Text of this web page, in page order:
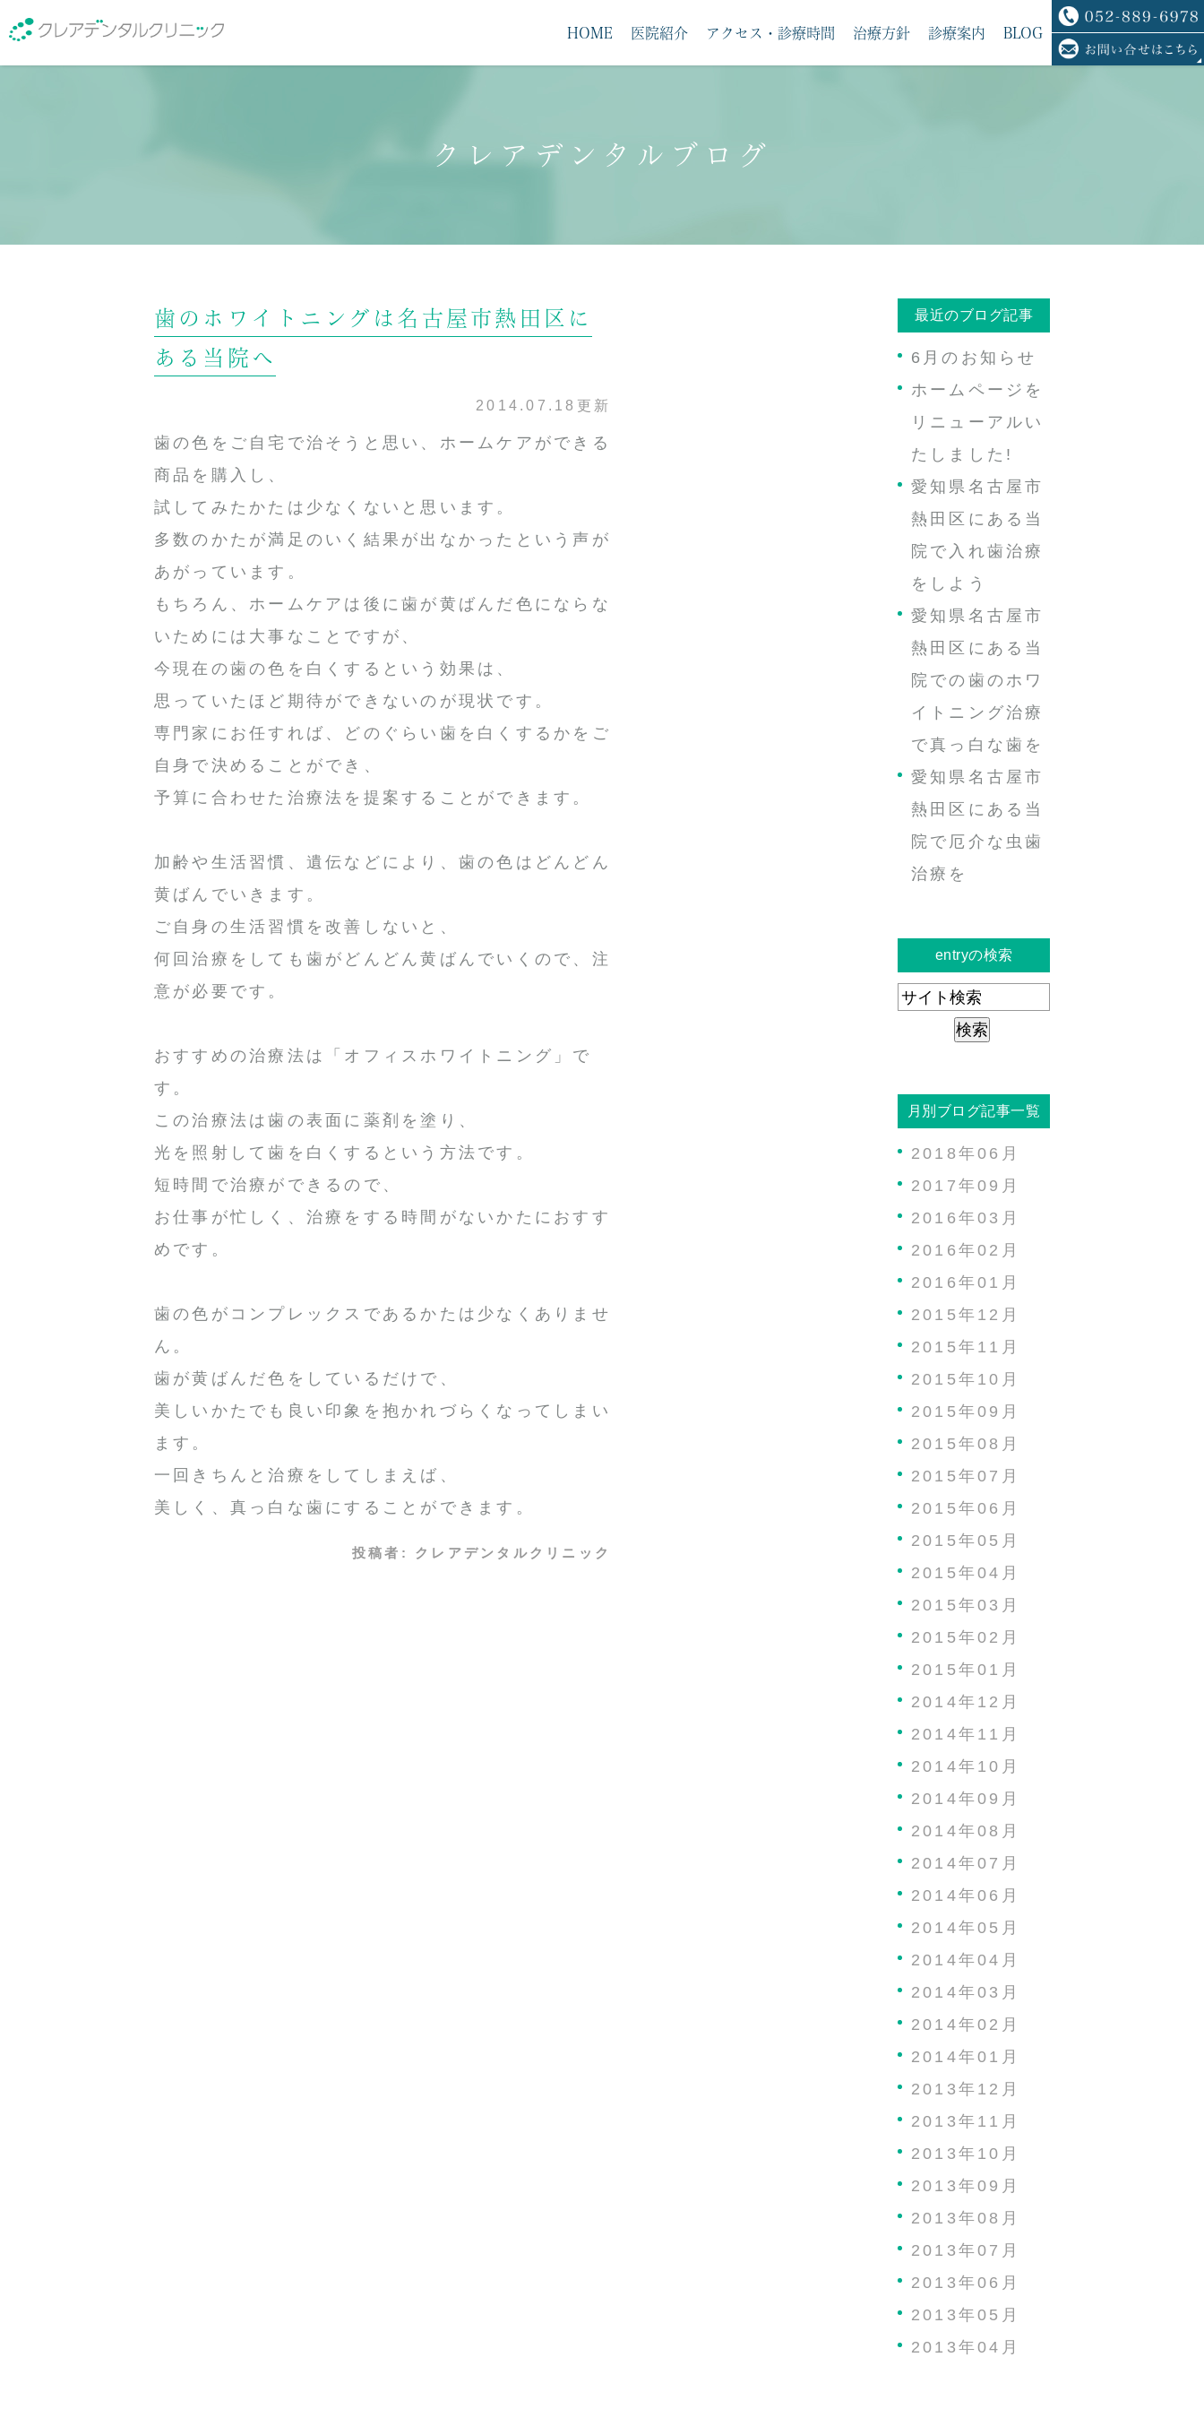
HOME 医院紹介
求人案内
アクセス・診療時間 治療方針 診療案内 BLOG
クレアデンタルブログ
歯のホワイトニングは名古屋市熱田区に
ある当院へ
2014.07.18更新
歯の色をご自宅で治そうと思い、ホームケアができる
商品を購入し、
試してみたかたは少なくないと思います。
多数のかたが満足のいく結果が出なかったという声が
あがっています。
もちろん、ホームケアは後に歯が黄ばんだ色にならな
いためには大事なことですが、
今現在の歯の色を白くするという効果は、
思っていたほど期待ができないのが現状です。
専門家にお任すれば、どのぐらい歯を白くするかをご
自身で決めることができ、
予算に合わせた治療法を提案することができます。
加齢や生活習慣、遺伝などにより、歯の色はどんどん
黄ばんでいきます。
ご自身の生活習慣を改善しないと、
何回治療をしても歯がどんどん黄ばんでいくので、注
意が必要です。
おすすめの治療法は「オフィスホワイトニング」で
す。
この治療法は歯の表面に薬剤を塗り、
光を照射して歯を白くするという方法です。
短時間で治療ができるので、
お仕事が忙しく、治療をする時間がないかたにおすす
めです。
歯の色がコンプレックスであるかたは少なくありませ
ん。
歯が黄ばんだ色をしているだけで、
美しいかたでも良い印象を抱かれづらくなってしまい
ます。
一回きちんと治療をしてしまえば、
美しく、真っ白な歯にすることができます。
投稿者: クレアデンタルクリニック
最近のブログ記事
6月のお知らせ
ホームページを
リニューアルい
たしました!
愛知県名古屋市
熱田区にある当
院で入れ歯治療
をしよう
愛知県名古屋市
熱田区にある当
院での歯のホワ
イトニング治療
で真っ白な歯を
愛知県名古屋市
熱田区にある当
院で厄介な虫歯
治療を
entryの検索
月別ブログ記事一覧
2018年06月
2017年09月
2016年03月
2016年02月
2016年01月
2015年12月
2015年11月
2015年10月
2015年09月
2015年08月
2015年07月
2015年06月
2015年05月
2015年04月
2015年03月
2015年02月
2015年01月
2014年12月
2014年11月
2014年10月
2014年09月
2014年08月
2014年07月
2014年06月
2014年05月
2014年04月
2014年03月
2014年02月
2014年01月
2013年12月
2013年11月
2013年10月
2013年09月
2013年08月
2013年07月
2013年06月
2013年05月
2013年04月